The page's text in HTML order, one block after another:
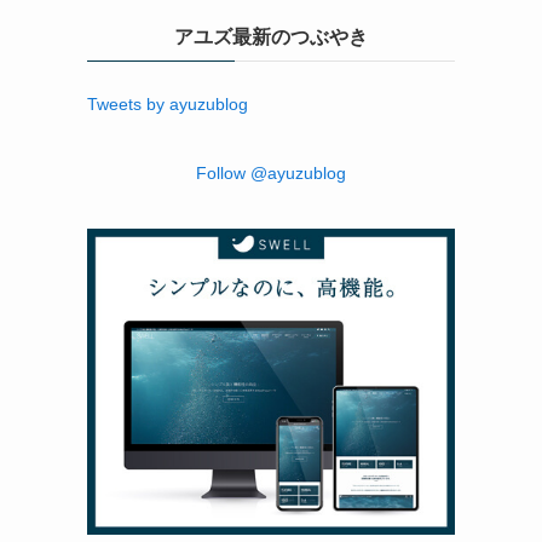
ツール・アイテム紹介
ブログカスタマイズ
アユズ最新のつぶやき
Tweets by ayuzublog
Follow @ayuzublog